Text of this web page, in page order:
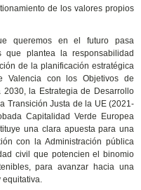
de los valores propios
queremos en el futuro pasa
que plantea la responsabilidad
de la planificación estratégica
Valencia con los Objetivos de
2030, la Estrategia de Desarrollo
Transición Justa de la UE (2021-
Capitalidad Verde Europea
una clara apuesta para una
con la Administración pública
civil que potencien el binomio
para avanzar hacia una
equitativa.